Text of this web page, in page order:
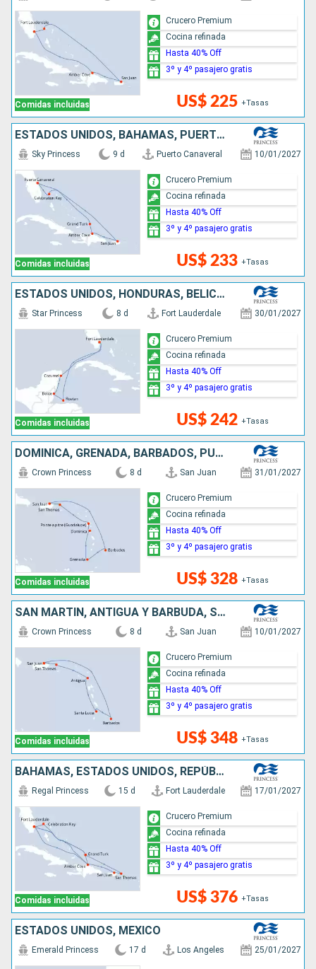
Comidas incluidas US$ 225 +Tasas
Crucero Premium
Cocina refinada
Hasta 40% Off
3º y 4º pasajero gratis
ESTADOS UNIDOS, BAHAMAS, PUERTO RICO, REPÚBLICA DOMINICANA
Comidas incluidas
Sky Princess 9 d Puerto Canaveral 10/01/2027
US$ 233 +Tasas
Crucero Premium
Cocina refinada
Hasta 40% Off
3º y 4º pasajero gratis
ESTADOS UNIDOS, HONDURAS, BELICE, MÉXICO
Comidas incluidas
Star Princess 8 d Fort Lauderdale 30/01/2027
US$ 242 +Tasas
Crucero Premium
Cocina refinada
Hasta 40% Off
3º y 4º pasajero gratis
DOMINICA, GRENADA, BARBADOS, PUERTO RICO
Comidas incluidas
Crown Princess 8 d San Juan 31/01/2027
US$ 328 +Tasas
Crucero Premium
Cocina refinada
Hasta 40% Off
3º y 4º pasajero gratis
SAN MARTÍN, ANTIGUA Y BARBUDA, SANTA LUCIA, BARBADOS, PUERTO RICO
Comidas incluidas
Crown Princess 8 d San Juan 10/01/2027
US$ 348 +Tasas
Crucero Premium
Cocina refinada
Hasta 40% Off
3º y 4º pasajero gratis
BAHAMAS, ESTADOS UNIDOS, REPÚBLICA DOMINICANA, PUERTO RICO
Comidas incluidas
Regal Princess 15 d Fort Lauderdale 17/01/2027
US$ 376 +Tasas
Crucero Premium
Cocina refinada
Hasta 40% Off
3º y 4º pasajero gratis
ESTADOS UNIDOS, MÉXICO
Emerald Princess 17 d Los Angeles 25/01/2027